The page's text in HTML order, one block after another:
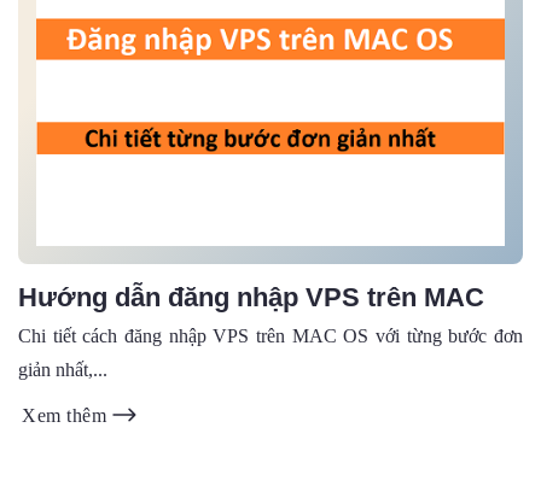
Hướng dẫn đăng nhập VPS trên MAC
Chi tiết cách đăng nhập VPS trên MAC OS với từng bước đơn
giản nhất,...
Xem thêm